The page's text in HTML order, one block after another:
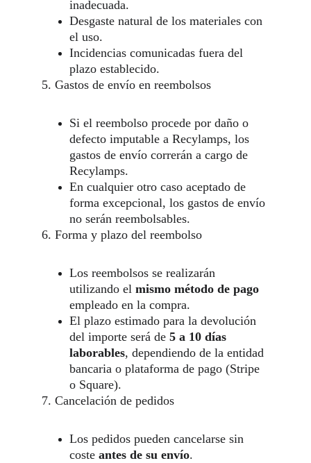
inadecuada.
Desgaste natural de los materiales con
el uso.
Incidencias comunicadas fuera del
plazo establecido.
5. Gastos de envío en reembolsos
Si el reembolso procede por daño o
defecto imputable a Recylamps, los
gastos de envío correrán a cargo de
Recylamps.
En cualquier otro caso aceptado de
forma excepcional, los gastos de envío
no serán reembolsables.
6. Forma y plazo del reembolso
Los reembolsos se realizarán
utilizando el mismo método de pago
empleado en la compra.
El plazo estimado para la devolución
del importe será de 5 a 10 días
laborables, dependiendo de la entidad
bancaria o plataforma de pago (Stripe
o Square).
7. Cancelación de pedidos
Los pedidos pueden cancelarse sin
coste antes de su envío.